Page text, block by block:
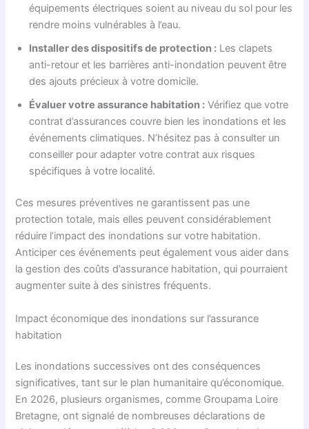
équipements électriques soient au niveau du sol pour les
rendre moins vulnérables à l’eau.
Installer des dispositifs de protection : Les clapets
anti-retour et les barrières anti-inondation peuvent être
des ajouts précieux à votre domicile.
Évaluer votre assurance habitation : Vérifiez que votre
contrat d’assurances couvre bien les inondations et les
événements climatiques. N’hésitez pas à consulter un
conseiller pour adapter votre contrat aux risques
spécifiques à votre localité.
Ces mesures préventives ne garantissent pas une
protection totale, mais elles peuvent considérablement
réduire l’impact des inondations sur votre habitation.
Anticiper ces événements peut également vous aider dans
la gestion des coûts d’assurance habitation, qui pourraient
augmenter suite à des sinistres fréquents.
Impact économique des inondations sur l’assurance
habitation
Les inondations successives ont des conséquences
significatives, tant sur le plan humanitaire qu’économique.
En 2026, plusieurs organismes, comme Groupama Loire
Bretagne, ont signalé de nombreuses déclarations de